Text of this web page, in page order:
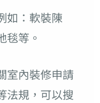
如：軟裝陳
毯等。
室內裝修申請
法規，可以搜